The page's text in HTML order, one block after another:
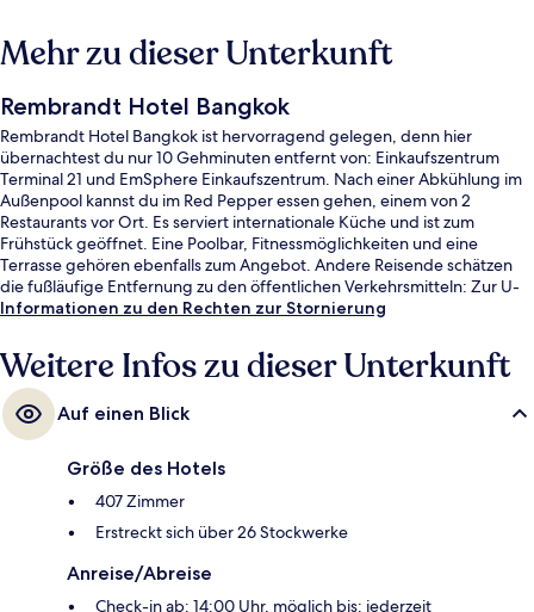
Mehr zu dieser Unterkunft
Rembrandt Hotel Bangkok
Rembrandt Hotel Bangkok ist hervorragend gelegen, denn hier
übernachtest du nur 10 Gehminuten entfernt von: Einkaufszentrum
Terminal 21 und EmSphere Einkaufszentrum. Nach einer Abkühlung im
Außenpool kannst du im Red Pepper essen gehen, einem von 2
Restaurants vor Ort. Es serviert internationale Küche und ist zum
Frühstück geöffnet. Eine Poolbar, Fitnessmöglichkeiten und eine
Terrasse gehören ebenfalls zum Angebot. Andere Reisende schätzen
die fußläufige Entfernung zu den öffentlichen Verkehrsmitteln: Zur U-
Bahn-Station Sukhumvit sind es 7 und zur S-Bahn-Station Asok sind es 7
Informationen zu den Rechten zur Stornierung
Weitere Infos zu dieser Unterkunft
Auf einen Blick
Größe des Hotels
407 Zimmer
Erstreckt sich über 26 Stockwerke
Anreise/Abreise
Check-in ab: 14:00 Uhr, möglich bis: jederzeit